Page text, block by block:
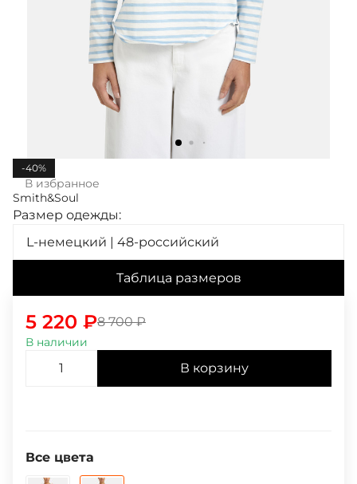
-40%
В избранное
Smith&Soul
Размер одежды:
L-немецкий | 48-российский
Таблица размеров
8 700₽
5 220 ₽
В наличии
В корзину
Все цвета